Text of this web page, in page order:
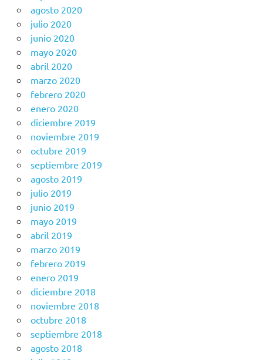
agosto 2020
julio 2020
junio 2020
mayo 2020
abril 2020
marzo 2020
febrero 2020
enero 2020
diciembre 2019
noviembre 2019
octubre 2019
septiembre 2019
agosto 2019
julio 2019
junio 2019
mayo 2019
abril 2019
marzo 2019
febrero 2019
enero 2019
diciembre 2018
noviembre 2018
octubre 2018
septiembre 2018
agosto 2018